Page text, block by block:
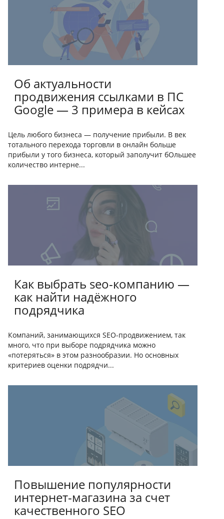
Об актуальности
продвижения ссылками в ПС
Google — 3 примера в кейсах
Цель любого бизнеса — получение прибыли. В век
тотального перехода торговли в онлайн больше
прибыли у того бизнеса, который заполучит бОльшее
количество интерне...
Как выбрать seo-компанию —
как найти надёжного
подрядчика
Компаний, занимающихся SEO-продвижением, так
много, что при выборе подрядчика можно
«потеряться» в этом разнообразии. Но основных
критериев оценки подрядчи...
Повышение популярности
интернет-магазина за счет
качественного SEO